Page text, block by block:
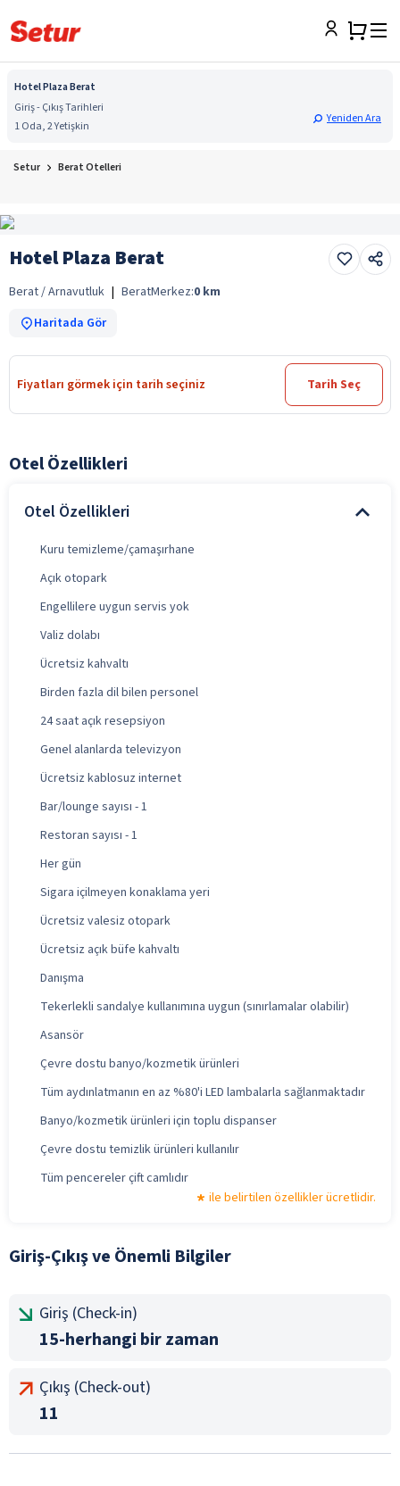
Hotel Plaza Berat
Giriş - Çıkış Tarihleri
1 Oda, 2 Yetişkin
Yeniden Ara
Setur Berat Otelleri
Hotel Plaza Berat
Berat / Arnavutluk | BeratMerkez:0 km
Haritada Gör
Fiyatları görmek için tarih seçiniz Tarih Seç
Otel Özellikleri
Otel Özellikleri
Kuru temizleme/çamaşırhane
Açık otopark
Engellilere uygun servis yok
Valiz dolabı
Ücretsiz kahvaltı
Birden fazla dil bilen personel
24 saat açık resepsiyon
Genel alanlarda televizyon
Ücretsiz kablosuz internet
Bar/lounge sayısı - 1
Restoran sayısı - 1
Her gün
Sigara içilmeyen konaklama yeri
Ücretsiz valesiz otopark
Ücretsiz açık büfe kahvaltı
Danışma
Tekerlekli sandalye kullanımına uygun (sınırlamalar olabilir)
Asansör
Çevre dostu banyo/kozmetik ürünleri
Tüm aydınlatmanın en az %80'i LED lambalarla sağlanmaktadır
Banyo/kozmetik ürünleri için toplu dispanser
Çevre dostu temizlik ürünleri kullanılır
Tüm pencereler çift camlıdır
ile belirtilen özellikler ücretlidir.
Giriş-Çıkış ve Önemli Bilgiler
Giriş (Check-in)
15-herhangi bir zaman
Çıkış (Check-out)
11